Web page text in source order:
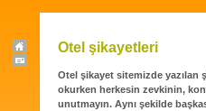
Otel şikayetleri
Otel şikayet sitemizde
okurken herkesin zevkinin,
unutmayın. Aynı şekilde